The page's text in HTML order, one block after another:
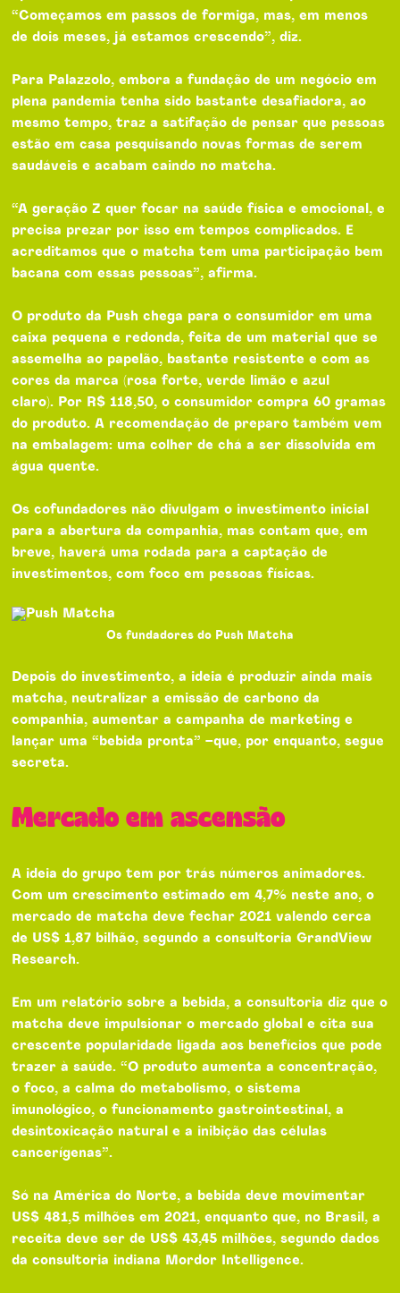
“Começamos em passos de formiga, mas, em menos
de dois meses, já estamos crescendo”, diz.
Para Palazzolo, embora a fundação de um negócio em
plena pandemia tenha sido bastante desafiadora, ao
mesmo tempo, traz a satifação de pensar que pessoas
estão em casa pesquisando novas formas de serem
saudáveis e acabam caindo no matcha.
“A geração Z quer focar na saúde física e emocional, e
precisa prezar por isso em tempos complicados. E
acreditamos que o matcha tem uma participação bem
bacana com essas pessoas”, afirma.
O produto da Push chega para o consumidor em uma
caixa pequena e redonda, feita de um material que se
assemelha ao papelão, bastante resistente e com as
cores da marca (rosa forte, verde limão e azul
claro). Por R$ 118,50, o consumidor compra 60 gramas
do produto. A recomendação de preparo também vem
na embalagem: uma colher de chá a ser dissolvida em
água quente.
Os cofundadores não divulgam o investimento inicial
para a abertura da companhia, mas contam que, em
breve, haverá uma rodada para a captação de
investimentos, com foco em pessoas físicas.
Os fundadores do Push Matcha
Depois do investimento, a ideia é produzir ainda mais
matcha, neutralizar a emissão de carbono da
companhia, aumentar a campanha de marketing e
lançar uma “bebida pronta” –que, por enquanto, segue
secreta.
Mercado em ascensão
A ideia do grupo tem por trás números animadores.
Com um crescimento estimado em 4,7% neste ano, o
mercado de matcha deve fechar 2021 valendo cerca
de US$ 1,87 bilhão, segundo a consultoria GrandView
Research.
Em um relatório sobre a bebida, a consultoria diz que o
matcha deve impulsionar o mercado global e cita sua
crescente popularidade ligada aos benefícios que pode
trazer à saúde. “O produto aumenta a concentração,
o foco, a calma do metabolismo, o sistema
imunológico, o funcionamento gastrointestinal, a
desintoxicação natural e a inibição das células
cancerígenas”.
Só na América do Norte, a bebida deve movimentar
US$ 481,5 milhões em 2021, enquanto que, no Brasil, a
receita deve ser de US$ 43,45 milhões, segundo dados
da consultoria indiana Mordor Intelligence.